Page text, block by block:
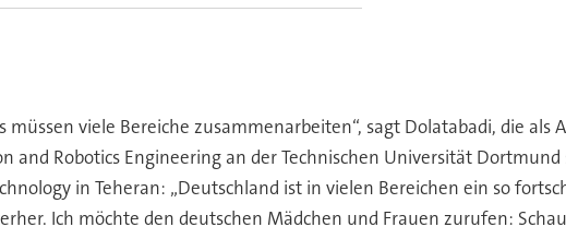
viele Bereiche zusammenarbeiten“, sagt Dolatabadi, die als
Robotics Engineering an der Technischen Universität Dortmund
in Teheran: „Deutschland ist in vielen Bereichen ein so
Ich möchte den deutschen Mädchen und Frauen zurufen: